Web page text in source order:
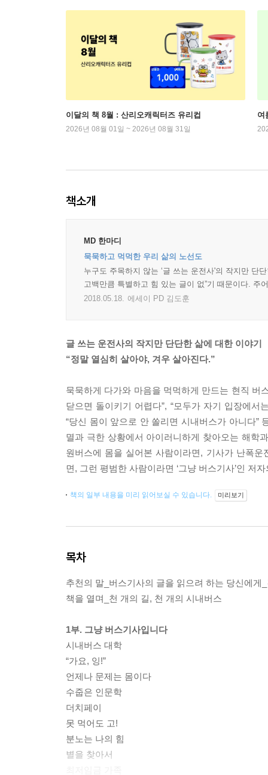
이달의 책 8월 : 산리오캐릭터즈 유리컵
2026년 08월 01일 ~ 2026년 08월 31일
여
책소개
MD 한마디
묵묵하고 먹먹한 우리 삶의 노선도
누구도 주목하지 않는 ‘글 쓰는 운전사'의 작지만 단
고백만큼 특별하고 힘 있는 글이 없”기 때문이다. 주
2018.05.18. 에세이 PD 김도훈
글 쓰는 운전사의 작지만 단단한 삶에 대한 이야기
“정말 열심히 살아야, 겨우 살아진다.”
묵묵하게 다가와 마음을 먹먹하게 만드는 현직 버
닫으면 돌이키기 어렵다”, “모두가 자기 입장에
“당신 몸이 앞으로 안 쏠리면 시내버스가 아니다
멸과 극한 상황에서 아이러니하게 찾아오는 해학
원버스에 몸을 실어본 사람이라면, 기사가 난폭
면, 그런 평범한 사람이라면 ‘그냥 버스기사’인 저
책의 일부 내용을 미리 읽어보실 수 있습니다. 미리보기
목차
추천의 말_버스기사의 글을 읽으려 하는 당신에게
책을 열며_천 개의 길, 천 개의 시내버스
1부. 그냥 버스기사입니다
시내버스 대학
“가요, 잉!”
언제나 문제는 몸이다
수줍은 인문학
더치페이
못 먹어도 고!
분노는 나의 힘
별을 찾아서